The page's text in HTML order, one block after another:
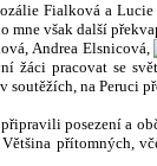
Fialková a
mne však další
Andrea Elsnicová,
žáci pracovat se
soutěžích, na Peruci
posezení a
přítomných,